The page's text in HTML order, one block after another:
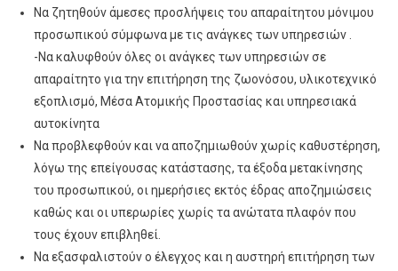
Να ζητηθούν άμεσες προσλήψεις του απαραίτητου μόνιμου
προσωπικού σύμφωνα με τις ανάγκες των υπηρεσιών .
-Να καλυφθούν όλες οι ανάγκες των υπηρεσιών σε
απαραίτητο για την επιτήρηση της ζωονόσου, υλικοτεχνικό
εξοπλισμό, Μέσα Ατομικής Προστασίας και υπηρεσιακά
αυτοκίνητα
Να προβλεφθούν και να αποζημιωθούν χωρίς καθυστέρηση,
λόγω της επείγουσας κατάστασης, τα έξοδα μετακίνησης
του προσωπικού, οι ημερήσιες εκτός έδρας αποζημιώσεις
καθώς και οι υπερωρίες χωρίς τα ανώτατα πλαφόν που
τους έχουν επιβληθεί.
Να εξασφαλιστούν ο έλεγχος και η αυστηρή επιτήρηση των